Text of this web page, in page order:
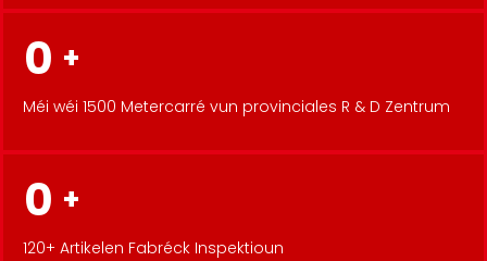
0 +
Méi wéi 1500 Metercarré vun provinciales R & D Zentrum
0 +
120+ Artikelen Fabréck Inspektioun